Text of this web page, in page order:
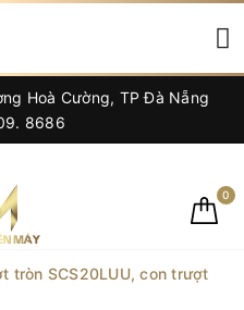
Hoà Cường, TP Đà Nẵng
8686
0
tròn SCS20LUU, con trượt